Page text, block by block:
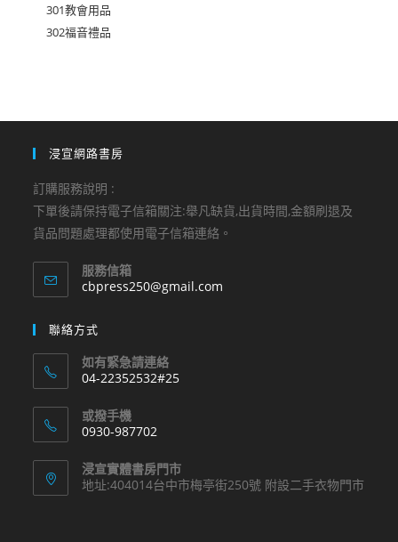
301教會用品
302福音禮品
浸宣網路書房
訂購服務說明 :
下單後請保持電子信箱關注:舉凡缺貨,出貨時間,金額刷退及
貨品問題處理都使用電子信箱連絡。
服務信箱
cbpress250@gmail.com
聯絡方式
如有緊急請連絡
04-22352532#25
in
your
application
或撥手機
0930-987702
in
your
浸宣實體書房門市
地址:404014台中市梅亭街250號 附設二手衣物門市